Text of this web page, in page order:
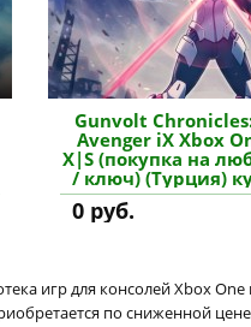
Gunvolt
Avenger iX Xbox
X|S (покупка на
/ ключ) (Турция)
0 руб.
игр для консолей Xbox
по сниженной